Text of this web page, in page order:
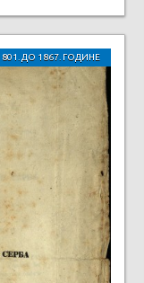
ДО 1867. ГОДИНЕ